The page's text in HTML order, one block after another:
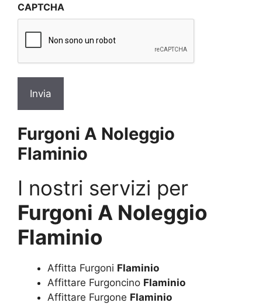
privacy
CAPTCHA
Furgoni A Noleggio
Flaminio
I nostri servizi per
Furgoni A Noleggio
Flaminio
Affitta Furgoni Flaminio
Affittare Furgoncino Flaminio
Affittare Furgone Flaminio